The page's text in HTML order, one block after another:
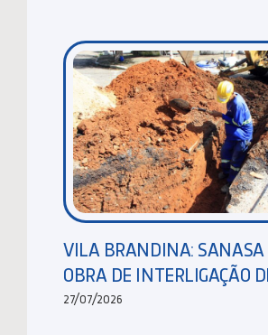
VILA BRANDINA: SANASA
OBRA DE INTERLIGAÇÃO
27/07/2026